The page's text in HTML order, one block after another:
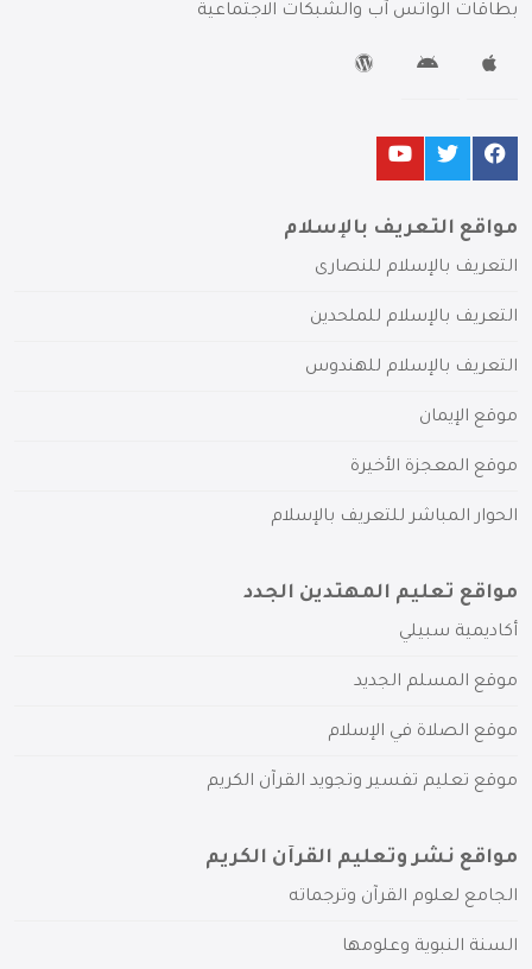
بطاقات الواتس آب والشبكات الاجتماعية
مواقع التعريف بالإسلام
التعريف بالإسلام للنصارى
التعريف بالإسلام للملحدين
التعريف بالإسلام للهندوس
موقع الإيمان
موقع المعجزة الأخيرة
الحوار المباشر للتعريف بالإسلام
مواقع تعليم المهتدين الجدد
أكاديمية سبيلي
موقع المسلم الجديد
موقع الصلاة في الإسلام
موقع تعليم تفسير وتجويد القرآن الكريم
مواقع نشر وتعليم القرآن الكريم
الجامع لعلوم القرآن وترجماته
السنة النبوية وعلومها